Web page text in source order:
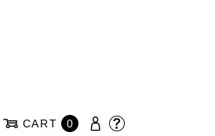
CART 0